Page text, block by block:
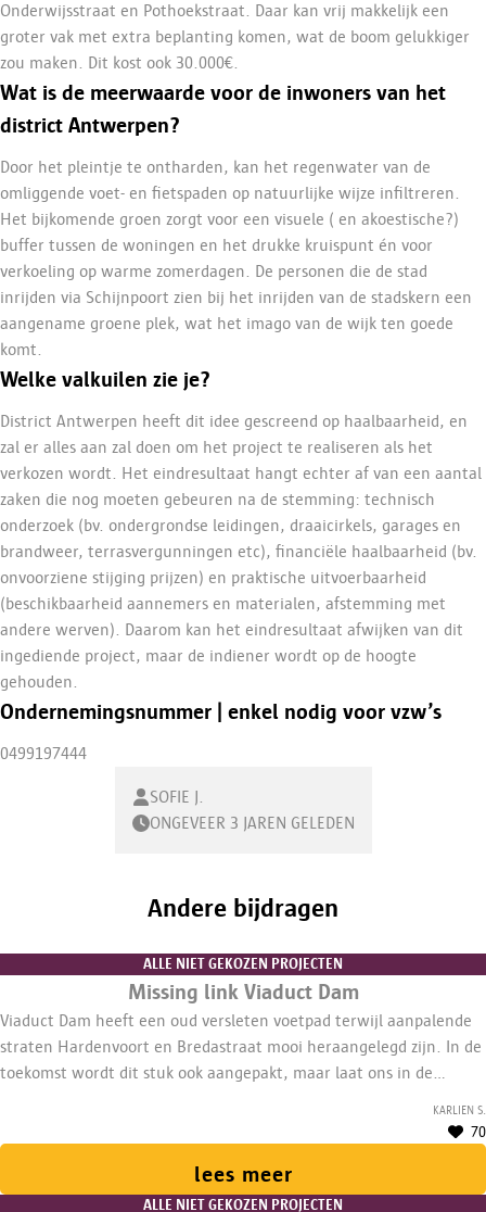
Onderwijsstraat en Pothoekstraat. Daar kan vrij makkelijk een
groter vak met extra beplanting komen, wat de boom gelukkiger
zou maken. Dit kost ook 30.000€.
Wat is de meerwaarde voor de inwoners van het
district Antwerpen?
Door het pleintje te ontharden, kan het regenwater van de
omliggende voet- en fietspaden op natuurlijke wijze infiltreren.
Het bijkomende groen zorgt voor een visuele ( en akoestische?)
buffer tussen de woningen en het drukke kruispunt én voor
verkoeling op warme zomerdagen. De personen die de stad
inrijden via Schijnpoort zien bij het inrijden van de stadskern een
aangename groene plek, wat het imago van de wijk ten goede
komt.
Welke valkuilen zie je?
District Antwerpen heeft dit idee gescreend op haalbaarheid, en
zal er alles aan zal doen om het project te realiseren als het
verkozen wordt. Het eindresultaat hangt echter af van een aantal
zaken die nog moeten gebeuren na de stemming: technisch
onderzoek (bv. ondergrondse leidingen, draaicirkels, garages en
brandweer, terrasvergunningen etc), financiële haalbaarheid (bv.
onvoorziene stijging prijzen) en praktische uitvoerbaarheid
(beschikbaarheid aannemers en materialen, afstemming met
andere werven). Daarom kan het eindresultaat afwijken van dit
ingediende project, maar de indiener wordt op de hoogte
gehouden.
Ondernemingsnummer | enkel nodig voor vzw’s
0499197444
SOFIE J.
ONGEVEER 3 JAREN GELEDEN
Andere bijdragen
ALLE NIET GEKOZEN PROJECTEN
Missing link Viaduct Dam
Viaduct Dam heeft een oud versleten voetpad terwijl aanpalende
straten Hardenvoort en Bredastraat mooi heraangelegd zijn. In de
toekomst wordt dit stuk ook aangepakt, maar laat ons in de
Karlien S.
70
lees meer
ALLE NIET GEKOZEN PROJECTEN